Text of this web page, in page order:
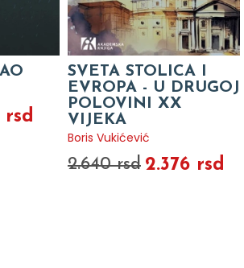
rsd
SVETA STOLICA I
EVROPA - U DRUGOJ
POLOVINI XX
VIJEKA
Boris Vukićević
2.640 rsd 2.376 rsd